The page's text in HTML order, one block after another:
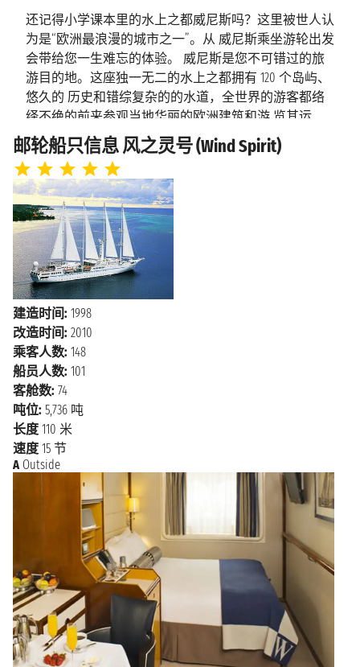
2027年4月13日星期二
上午9:00 - 下午11:00
杜布罗夫尼
克
2027年4月14日星期三 海上巡航
上午9:00 - 下午10:00
皮兰诺
2027年4月16日星期五
上午8:00 下午11:59
还记得小学课本里的水上之都威尼斯吗？这里被世人认
为是“欧洲最浪漫的城市之一”。从 威尼斯乘坐游轮出发
会带给您一生难忘的体验。 威尼斯是您不可错过的旅
游目的地。这座独一无二的水上之都拥有 120 个岛屿、
悠久的 历史和错综复杂的的水道，全世界的游客都络
绎不绝的前来参观当地华丽的欧洲建筑和游 览其运
河。宽阔的威尼斯大运河是城市的主动脉，是城市的
“高速公路”，也被称为“水上香 榭丽舍”。其他的两千多
条水稻则构成了威尼斯的“城市干道”。 不同于白天，夜
晚的威尼斯弥漫了神秘又浪漫的气息，灯光在水面上荡
漾，小巷子里的餐 馆到处都是人们的欢笑声和酒杯
声，让人不禁想起梵高著名的画作《夜晚露天咖啡
座》。 您可以在威尼斯的玻璃岛找到非常有当地特色
的玻璃纪念品，但最持久的记忆将是您对这 座城市本
身的印象。
邮轮船只信息 风之灵号 (Wind Spirit)
建造时间: 1998
改造时间: 2010
乘客人数: 148
船员人数: 101
客舱数: 74
吨位: 5,736 吨
长度 110 米
速度 15 节
A Outside